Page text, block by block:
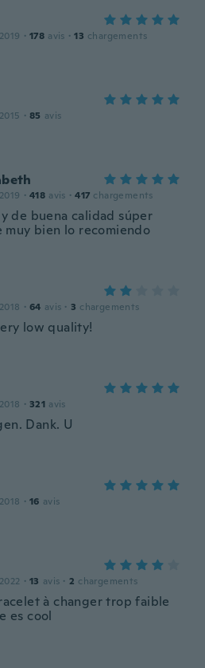
· 178 avis · 13 chargements
· 85 avis
· 418 avis · 417 chargements
de buena calidad súper
muy bien lo recomiendo
· 64 avis · 3 chargements
low quality!
· 321 avis
Dank. U
· 16 avis
· 13 avis · 2 chargements
à changer trop faible
es cool